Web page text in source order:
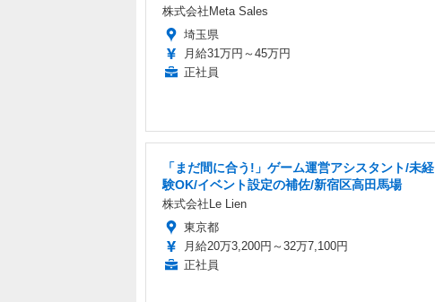
株式会社Meta Sales
埼玉県
月給31万円～45万円
正社員
「まだ間に合う!」ゲーム運営アシスタント/未経
験OK/イベント設定の補佐/新宿区高田馬場
株式会社Le Lien
東京都
月給20万3,200円～32万7,100円
正社員